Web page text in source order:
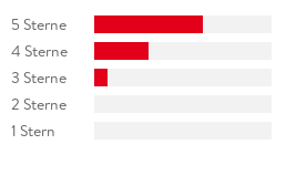
5 Sterne
4 Sterne
3 Sterne
2 Sterne
1 Stern